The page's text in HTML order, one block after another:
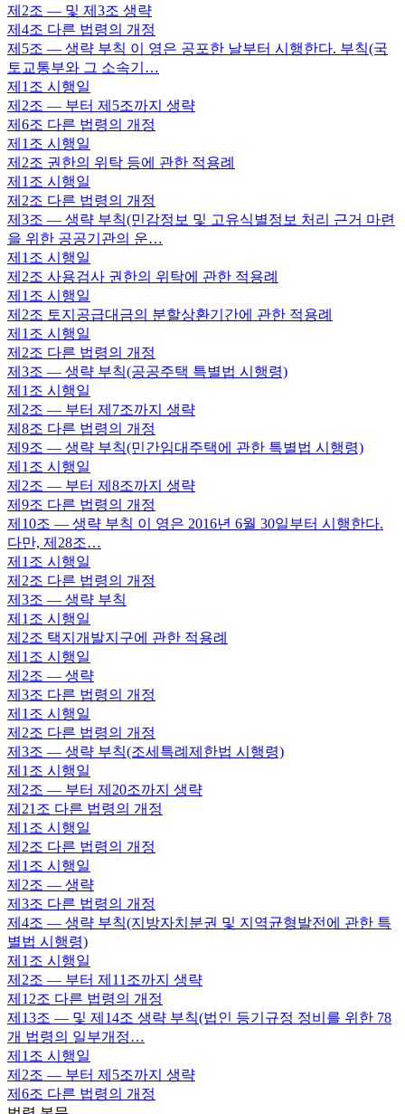
제2조 — 및 제3조 생략
제4조 다른 법령의 개정
제5조 — 생략 부칙 이 영은 공포한 날부터 시행한다. 부칙(국
토교통부와 그 소속기…
제1조 시행일
제2조 — 부터 제5조까지 생략
제6조 다른 법령의 개정
제1조 시행일
제2조 권한의 위탁 등에 관한 적용례
제1조 시행일
제2조 다른 법령의 개정
제3조 — 생략 부칙(민감정보 및 고유식별정보 처리 근거 마련
을 위한 공공기관의 운…
제1조 시행일
제2조 사용검사 권한의 위탁에 관한 적용례
제1조 시행일
제2조 토지공급대금의 분할상환기간에 관한 적용례
제1조 시행일
제2조 다른 법령의 개정
제3조 — 생략 부칙(공공주택 특별법 시행령)
제1조 시행일
제2조 — 부터 제7조까지 생략
제8조 다른 법령의 개정
제9조 — 생략 부칙(민간임대주택에 관한 특별법 시행령)
제1조 시행일
제2조 — 부터 제8조까지 생략
제9조 다른 법령의 개정
제10조 — 생략 부칙 이 영은 2016년 6월 30일부터 시행한다.
다만, 제28조…
제1조 시행일
제2조 다른 법령의 개정
제3조 — 생략 부칙
제1조 시행일
제2조 택지개발지구에 관한 적용례
제1조 시행일
제2조 — 생략
제3조 다른 법령의 개정
제1조 시행일
제2조 다른 법령의 개정
제3조 — 생략 부칙(조세특례제한법 시행령)
제1조 시행일
제2조 — 부터 제20조까지 생략
제21조 다른 법령의 개정
제1조 시행일
제2조 다른 법령의 개정
제1조 시행일
제2조 — 생략
제3조 다른 법령의 개정
제4조 — 생략 부칙(지방자치분권 및 지역균형발전에 관한 특
별법 시행령)
제1조 시행일
제2조 — 부터 제11조까지 생략
제12조 다른 법령의 개정
제13조 — 및 제14조 생략 부칙(법인 등기규정 정비를 위한 78
개 법령의 일부개정…
제1조 시행일
제2조 — 부터 제5조까지 생략
제6조 다른 법령의 개정